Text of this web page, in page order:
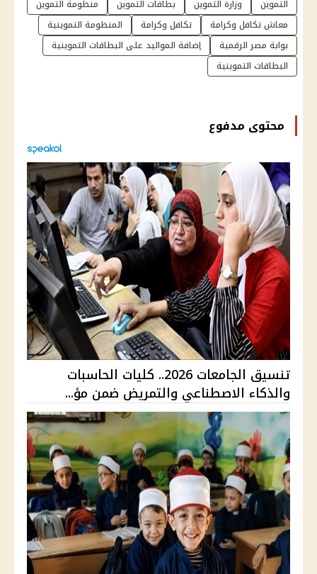
التموين وزارة التموين بطاقات التموين
منظومة التموين
معاش تكافل وكرامة
تكافل وكرامة
المنظومة التموينية
بوابة مصر الرقمية
إضافة المواليد على البطاقات التموينية
البطاقات التموينية
محتوى مدفوع
تنسيق الجامعات 2026.. كليات الحاسبات
والذكاء الاصطناعي والتمريض ضمن مؤ...